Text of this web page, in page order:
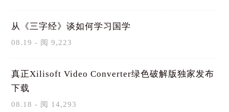
从《三字经》谈如何学习国学
08.19 - 阅 9,223
真正Xilisoft Video Converter绿色破解版独家发布
下载
08.18 - 阅 14,293